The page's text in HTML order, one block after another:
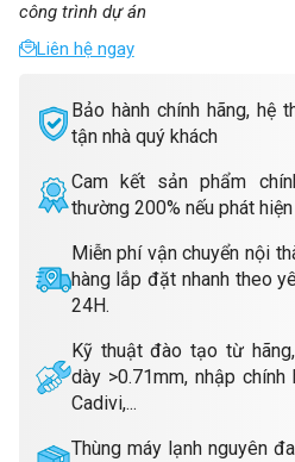
Bảo hành chính hãng, hệ
tận nhà quý khách
Cam kết sản phẩm
thường 200% nếu phát
Miễn phí vận chuyển nội
hàng lắp đặt nhanh theo
24H.
Kỹ thuật đào tạo từ
dày >0.71mm, nhập
Cadivi,...
Thùng máy lạnh nguyên
công trình dự án
Liên hệ ngay